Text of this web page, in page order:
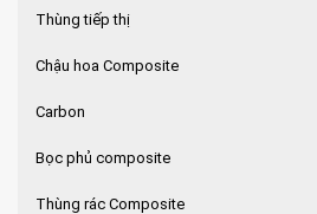
Thùng tiếp thị
Chậu hoa Composite
Carbon
Bọc phủ composite
Thùng rác Composite